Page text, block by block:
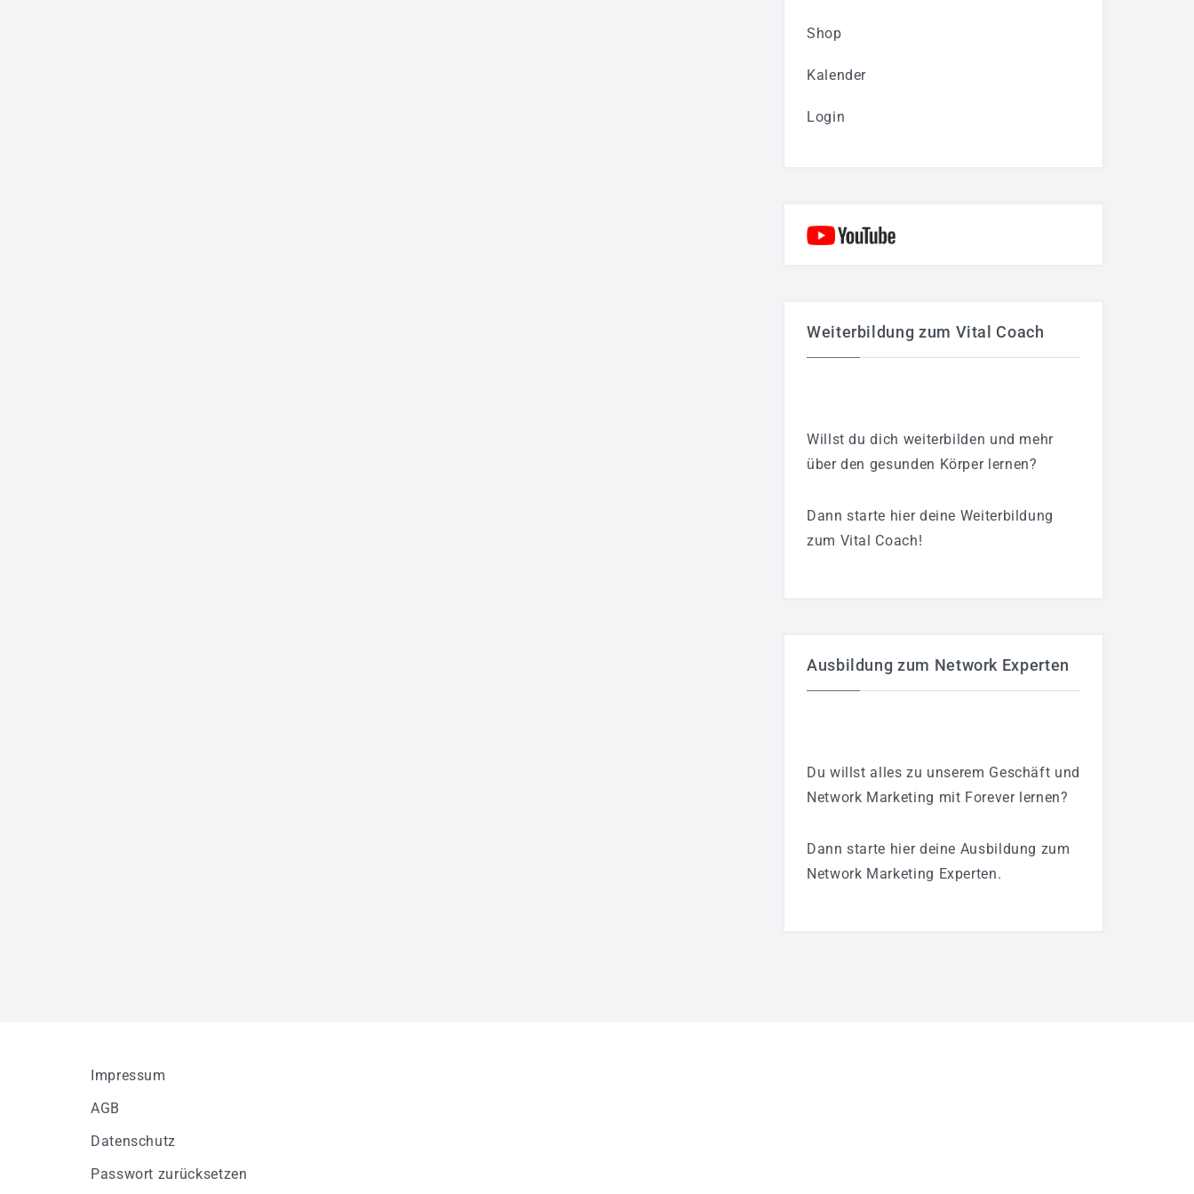
Shop
Kalender
Login
Weiterbildung zum Vital Coach
Willst du dich weiterbilden und mehr
über den gesunden Körper lernen?
Dann starte hier deine Weiterbildung
zum Vital Coach!
Ausbildung zum Network Experten
Du willst alles zu unserem Geschäft und
Network Marketing mit Forever lernen?
Dann starte hier deine Ausbildung zum
Network Marketing Experten.
Impressum
AGB
Datenschutz
Passwort zurücksetzen